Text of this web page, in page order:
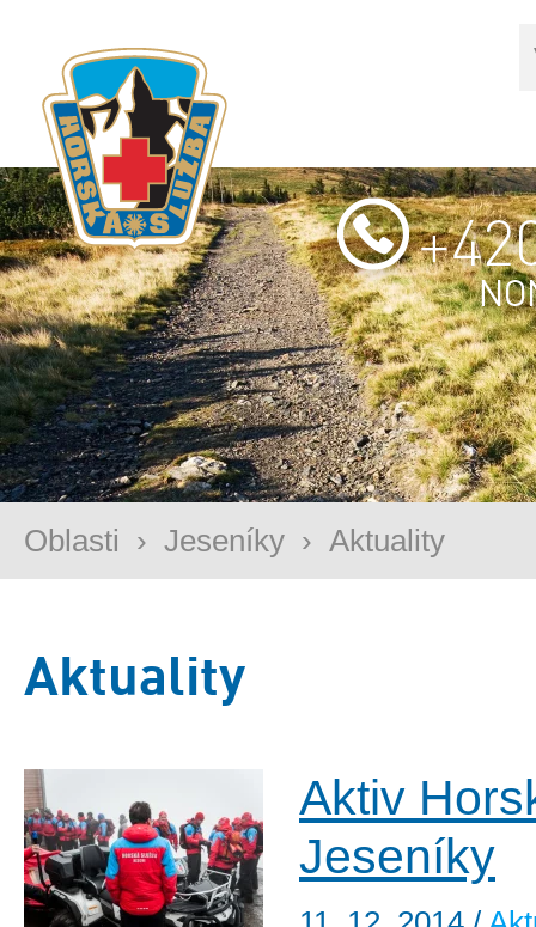
Oblasti › Jeseníky › Aktuality
Aktuality
Aktiv
Jeseníky